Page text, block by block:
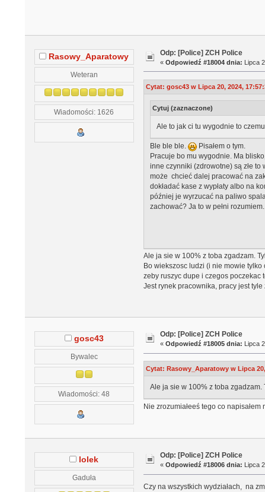
Rasowy_Aparatowy
Weteran
Wiadomości: 1626
Odp: [Police] ZCH Police
«Odpowiedź #18004 dnia: Lipca
Cytat: gosc43 w Lipca 20, 2024,
Cytuj (zaznaczone)
Ale to jak ci tu wygodnie to
Ble ble ble.
Pisałem o tym.
Pracuje bo mu wygodnie. Ma
inne czynniki (zdrowotne) są złe
może chcieć dalej pracować na
dokładać kase z wypłaty albo na
później je wyrzucać na paliwo
zachować? Ja to w pełni
Ale ja sie w 100% z toba zgadzam.
Bo wiekszosc ludzi (i nie mowie
zeby ruszyc dupe i czegos poczekac
Jest rynek pracownika, pracy jest
gosc43
Bywalec
Wiadomości: 48
Odp: [Police] ZCH Police
«Odpowiedź #18005 dnia: Lipca
Cytat: Rasowy_Aparatowy w Lipca
Ale ja sie w 100% z toba
Nie zrozumiałeeś tego co
lolek
Gaduła
Odp: [Police] ZCH Police
«Odpowiedź #18006 dnia: Lipca
Czy na wszystkich wydziałach, na